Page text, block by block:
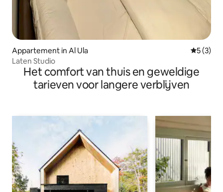
Appartement in Al Ula
5 (3)
Laten Studio
Het comfort van thuis en geweldige
tarieven voor langere verblijven